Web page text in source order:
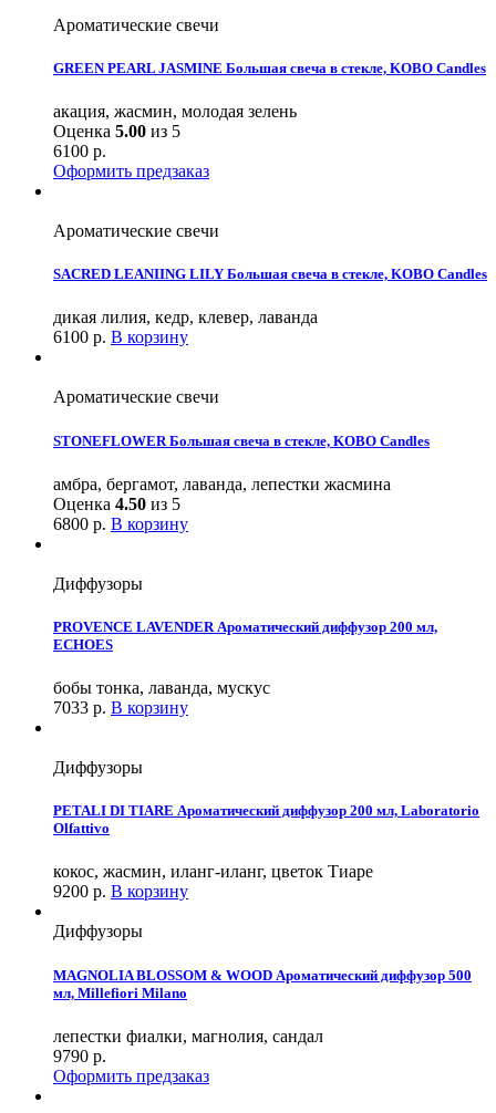
Ароматические свечи
GREEN PEARL JASMINE Большая свеча в стекле, KOBO Candles
акация, жасмин, молодая зелень
Оценка 5.00 из 5
6100 р.
Оформить предзаказ
Ароматические свечи
SACRED LEANIING LILY Большая свеча в стекле, KOBO Candles
дикая лилия, кедр, клевер, лаванда
6100 р. В корзину
Ароматические свечи
STONEFLOWER Большая свеча в стекле, KOBO Candles
амбра, бергамот, лаванда, лепестки жасмина
Оценка 4.50 из 5
6800 р. В корзину
Диффузоры
PROVENCE LAVENDER Ароматический диффузор 200 мл,
ECHOES
бобы тонка, лаванда, мускус
7033 р. В корзину
Диффузоры
PETALI DI TIARE Ароматический диффузор 200 мл, Laboratorio
Olfattivo
кокос, жасмин, иланг-иланг, цветок Тиаре
9200 р. В корзину
Диффузоры
MAGNOLIA BLOSSOM & WOOD Ароматический диффузор 500
мл, Millefiori Milano
лепестки фиалки, магнолия, сандал
9790 р.
Оформить предзаказ